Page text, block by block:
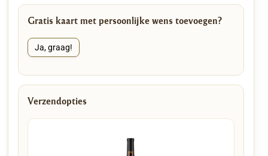
Gratis kaart met persoonlijke wens toevoegen?
Ja, graag!
Verzendopties